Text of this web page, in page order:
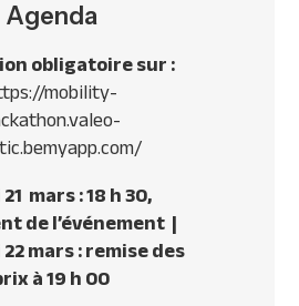
Agenda
obligatoire sur :
mobility-
mars : 18 h 30,
de l’événement |
mars : remise des
à 19 h 00